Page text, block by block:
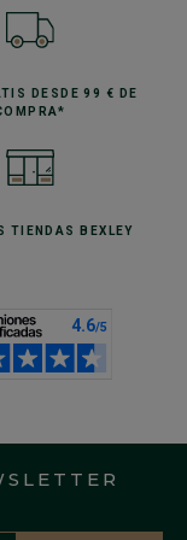
DESDE 99 € DE
TIENDAS BEXLEY